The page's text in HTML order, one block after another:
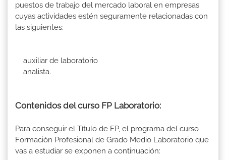
puestos de trabajo del mercado laboral en empresas
cuyas actividades estén seguramente relacionadas con
las siguientes:
auxiliar de laboratorio
analista.
Contenidos del curso FP Laboratorio:
Para conseguir el Título de FP, el programa del curso
Formación Profesional de Grado Medio Laboratorio que
vas a estudiar se exponen a continuación: